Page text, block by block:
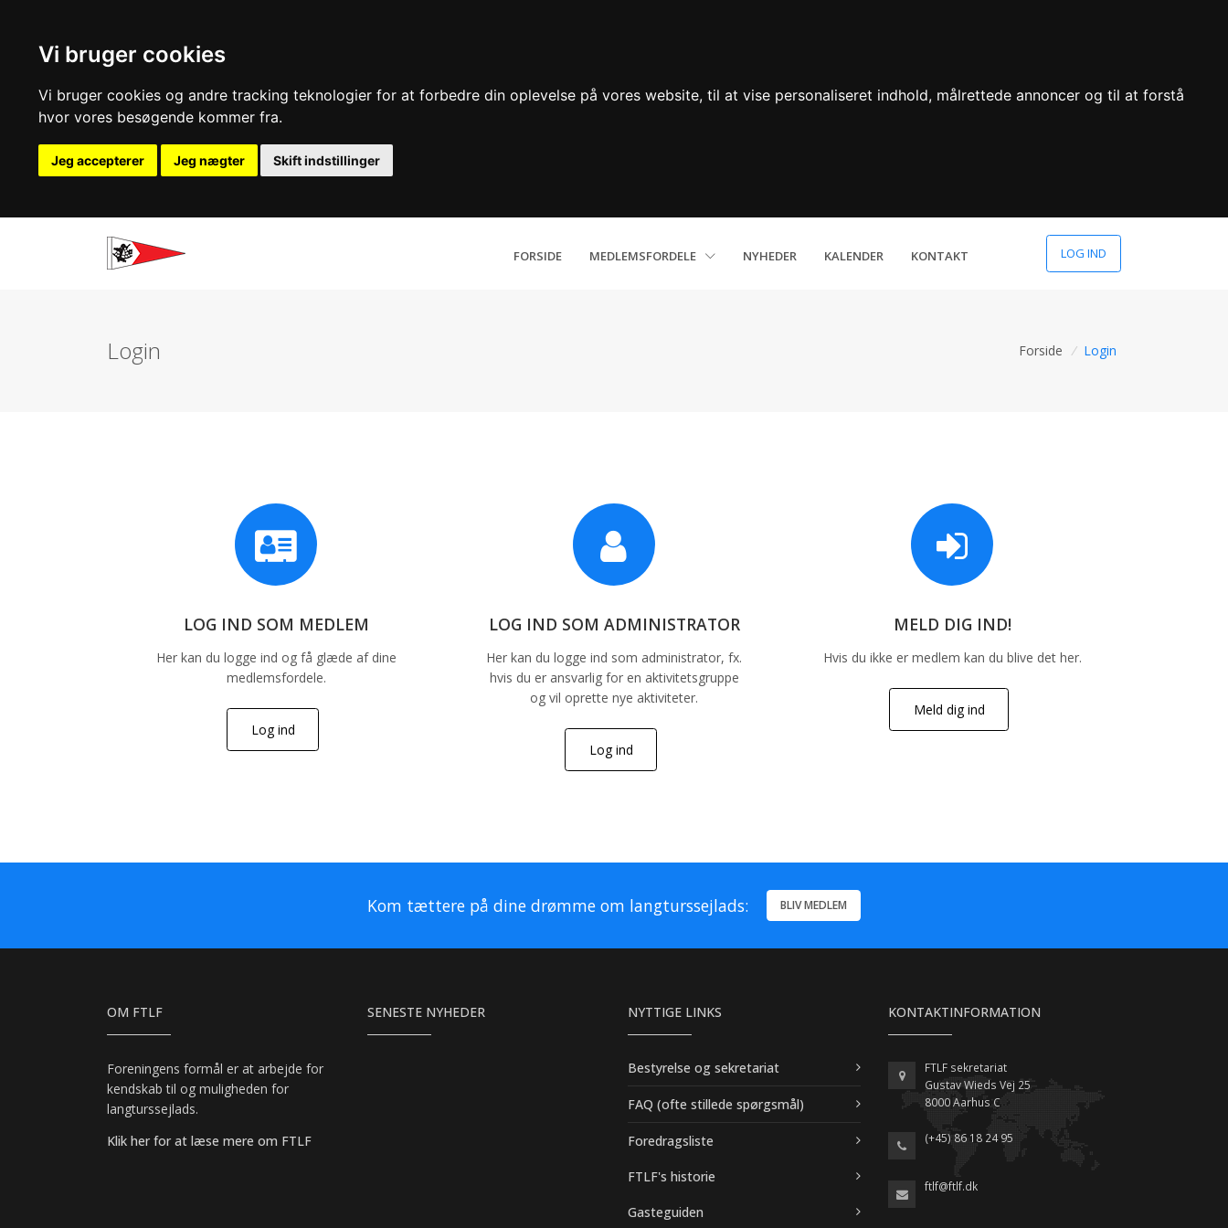
Vi bruger cookies
Vi bruger cookies og andre tracking teknologier for at forbedre din oplevelse på vores website, til at vise personaliseret indhold, målrettede annoncer og til at forstå
hvor vores besøgende kommer fra.
Jeg accepterer Jeg nægter Skift indstillinger
FORSIDE MEDLEMSFORDELE NYHEDER KALENDER KONTAKT LOG IND
Login Forside / Login
LOG IND SOM MEDLEM
Her kan du logge ind og få glæde af dine
medlemsfordele.
Log ind
LOG IND SOM ADMINISTRATOR
Her kan du logge ind som administrator, fx.
hvis du er ansvarlig for en aktivitetsgruppe
og vil oprette nye aktiviteter.
Log ind
MELD DIG IND!
Hvis du ikke er medlem kan du blive det her.
Meld dig ind
Kom tættere på dine drømme om langturssejlads: BLIV MEDLEM
OM FTLF
Foreningens formål er at arbejde for
kendskab til og muligheden for
langturssejlads.
Klik her for at læse mere om FTLF
SENESTE NYHEDER NYTTIGE LINKS
Bestyrelse og sekretariat
FAQ (ofte stillede spørgsmål)
Foredragsliste
FTLF's historie
Gasteguiden
KONTAKTINFORMATION
FTLF sekretariat
Gustav Wieds Vej 25
8000 Aarhus C
(+45) 86 18 24 95
ftlf@ftlf.dk